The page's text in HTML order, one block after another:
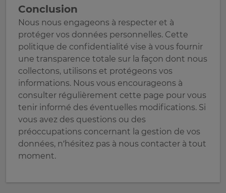
Conclusion
Nous nous engageons à respecter et à
protéger vos données personnelles. Cette
politique de confidentialité vise à vous fournir
une transparence totale sur la façon dont nous
collectons, utilisons et protégeons vos
informations. Nous vous encourageons à
consulter régulièrement cette page pour vous
tenir informé des éventuelles modifications. Si
vous avez des questions ou des
préoccupations concernant la gestion de vos
données, n’hésitez pas à nous contacter à tout
moment.